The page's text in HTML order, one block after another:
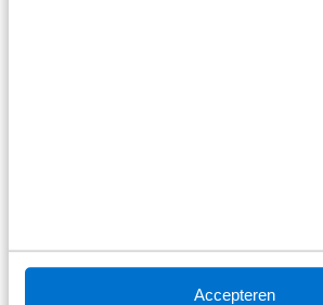
Accepteren
€ 485 p/m
inclusief btw o.b.v. 72 maanden en 5000 KM per jaar.